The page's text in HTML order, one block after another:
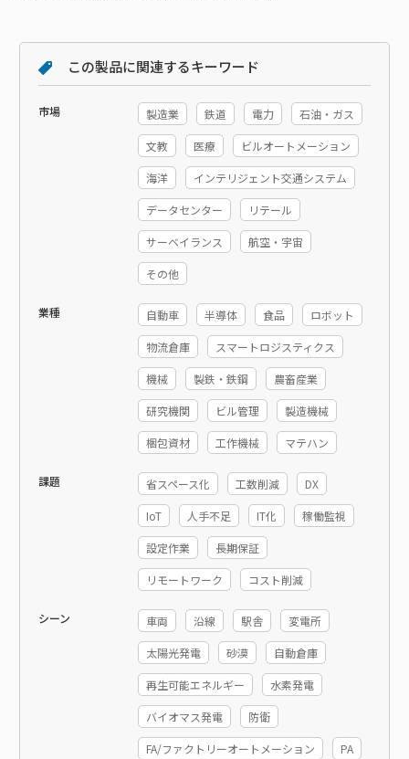
この製品に関連するキーワード
市場 製造業 鉄道 電力 石油・ガス
文教 医療 ビルオートメーション
海洋 インテリジェント交通システム
データセンター リテール
サーベイランス 航空・宇宙
その他
業種 自動車 半導体 食品 ロボット
物流倉庫 スマートロジスティクス
機械 製鉄・鉄鋼 農畜産業
研究機関 ビル管理 製造機械
梱包資材 工作機械 マテハン
課題 省スペース化 工数削減 DX
IoT 人手不足 IT化 稼働監視
設定作業 長期保証
リモートワーク コスト削減
シーン 車両 沿線 駅舎 変電所
太陽光発電 砂漠 自動倉庫
再生可能エネルギー 水素発電
バイオマス発電 防衛
FA/ファクトリーオートメーション PA